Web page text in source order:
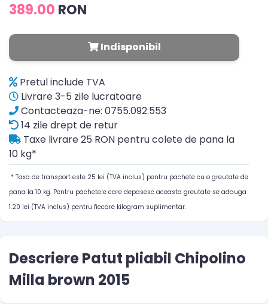
389.00 RON
Indisponibil
Pretul include TVA
Livrare 3-5 zile lucratoare
Contacteaza-ne: 0755.092.553
14 zile drept de retur
Taxe livrare 25 RON pentru colete de pana la
10 kg*
* Taxa de transport este 25 lei (TVA inclus) pentru pachete cu o greutate de
pana la 10 kg. Pentru pachetele care depasesc aceasta greutate se adauga
1.20 lei (TVA inclus) pentru fiecare kilogram suplimentar.
Descriere Patut pliabil Chipolino
Milla brown 2015